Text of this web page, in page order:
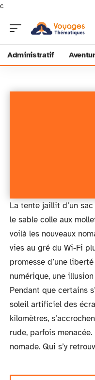
c
Administratif
La tente jaillit d’un
le sable colle aux
voilà les nouveaux
vies au gré du Wi-Fi
promesse d’une
numérique, une
Pendant que certains
soleil artificiel des
kilomètres,
rude, parfois
nomade. Qui s’y